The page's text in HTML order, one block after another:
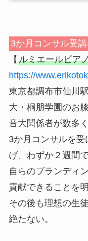
3か月コンサル受
【 ルミエールピア
https://
東京都調布市仙川
大・桐朋学園のお
音大関係者が数多
3か月コンサルを
げ、わずか２週間
自らのブランディ
貢献できることを
その後も理想の生
絶たない。